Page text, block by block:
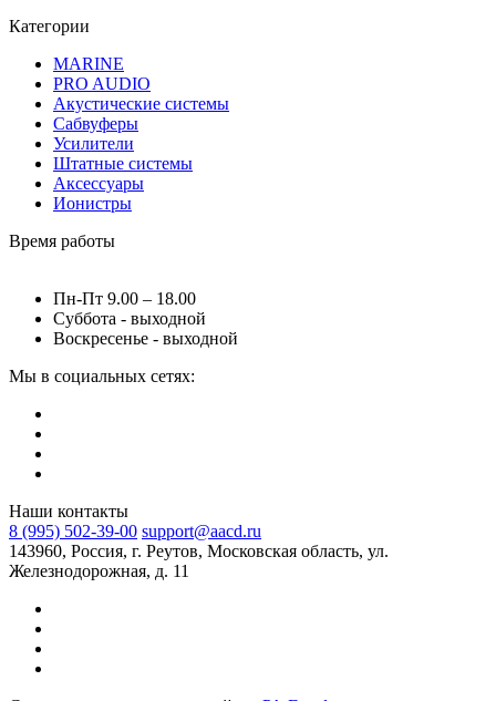
Категории
MARINE
PRO AUDIO
Акустические системы
Сабвуферы
Усилители
Штатные системы
Аксессуары
Ионистры
Время работы
Пн-Пт 9.00 – 18.00
Суббота - выходной
Воскресенье - выходной
Мы в социальных сетях:
Наши контакты
8 (995) 502-39-00 support@aacd.ru
143960, Россия, г. Реутов, Московская область, ул.
Железнодорожная, д. 11